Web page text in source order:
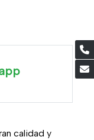
calidad y